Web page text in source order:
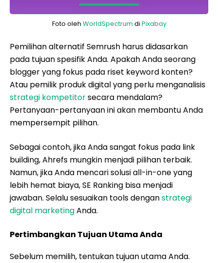
Foto oleh WorldSpectrum di Pixabay
Pemilihan alternatif Semrush harus didasarkan
pada tujuan spesifik Anda. Apakah Anda seorang
blogger yang fokus pada riset keyword konten?
Atau pemilik produk digital yang perlu menganalisis
strategi kompetitorsecara mendalam?
Pertanyaan-pertanyaan ini akan membantu Anda
mempersempit pilihan.
Sebagai contoh, jika Anda sangat fokus pada link
building, Ahrefs mungkin menjadi pilihan terbaik.
Namun, jika Anda mencari solusi all-in-one yang
lebih hemat biaya, SE Ranking bisa menjadi
jawaban. Selalu sesuaikan tools denganstrategi
digital marketingAnda.
Pertimbangkan Tujuan Utama Anda
Sebelum memilih, tentukan tujuan utama Anda.